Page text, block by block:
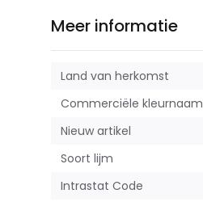
Meer informatie
Land van herkomst
Commerciële kleurnaam
Nieuw artikel
Soort lijm
Intrastat Code